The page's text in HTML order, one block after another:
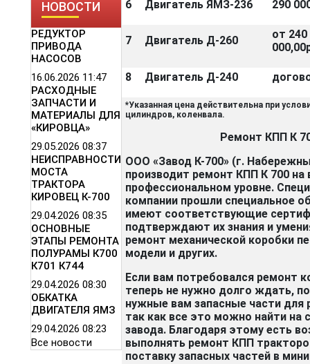
НОВОСТИ
РЕДУКТОР
ПРИВОДА
НАСОСОВ
16.06.2026 11:47
РАСХОДНЫЕ
ЗАПЧАСТИ И
МАТЕРИАЛЫ ДЛЯ
«КИРОВЦА»
29.05.2026 08:37
НЕИСПРАВНОСТИ
МОСТА
ТРАКТОРА
КИРОВЕЦ К-700
29.04.2026 08:35
ОСНОВНЫЕ
ЭТАПЫ РЕМОНТА
ПОЛУРАМЫ К700
К701 К744
29.04.2026 08:30
ОБКАТКА
ДВИГАТЕЛЯ ЯМЗ
29.04.2026 08:23
Все новости
6 Двигатель ЯМЗ-236 290
7 Двигатель Д-260
от 240
8 Двигатель Д-240
*Указанная цена действительна при
цилиндров, коленвала.
Ремонт КПП К
ООО «Завод К-700» (г.
производит ремонт КПП К 700
профессиональном уровне.
компании прошли специальное
имеют соответствующие
подтверждают их знания и
ремонт механической коробки
модели и других.
Если вам потребовался ремонт
теперь не нужно долго ждать,
нужные вам запасные части для
так как все это можно найти на
завода. Благодаря этому есть
выполнять ремонт КПП
поставку запасных частей в